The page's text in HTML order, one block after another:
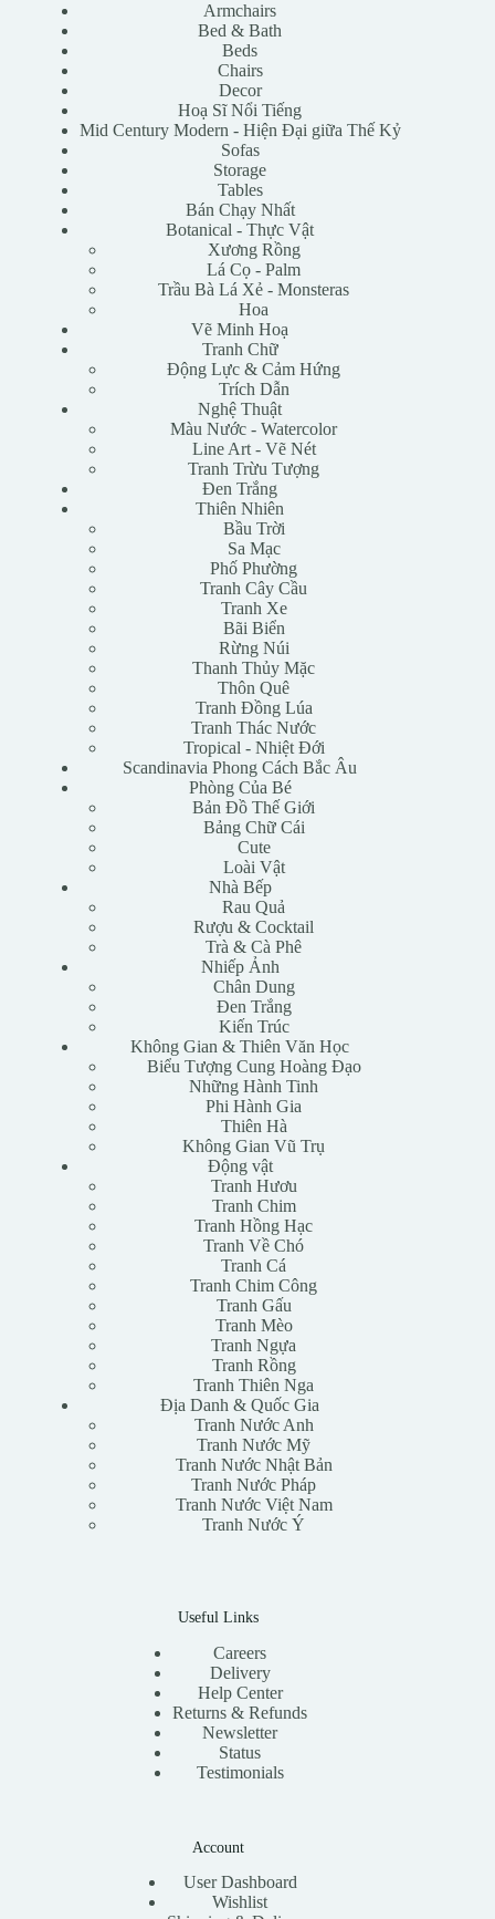
Armchairs
Bed & Bath
Beds
Chairs
Decor
Hoạ Sĩ Nổi Tiếng
Mid Century Modern - Hiện Đại giữa Thế Kỷ
Sofas
Storage
Tables
Bán Chạy Nhất
Botanical - Thực Vật
Xương Rồng
Lá Cọ - Palm
Trầu Bà Lá Xẻ - Monsteras
Hoa
Vẽ Minh Hoạ
Tranh Chữ
Động Lực & Cảm Hứng
Trích Dẫn
Nghệ Thuật
Màu Nước - Watercolor
Line Art - Vẽ Nét
Tranh Trừu Tượng
Đen Trắng
Thiên Nhiên
Bầu Trời
Sa Mạc
Phố Phường
Tranh Cây Cầu
Tranh Xe
Bãi Biển
Rừng Núi
Thanh Thủy Mặc
Thôn Quê
Tranh Đồng Lúa
Tranh Thác Nước
Tropical - Nhiệt Đới
Scandinavia Phong Cách Bắc Âu
Phòng Của Bé
Bản Đồ Thế Giới
Bảng Chữ Cái
Cute
Loài Vật
Nhà Bếp
Rau Quả
Rượu & Cocktail
Trà & Cà Phê
Nhiếp Ảnh
Chân Dung
Đen Trắng
Kiến Trúc
Không Gian & Thiên Văn Học
Biểu Tượng Cung Hoàng Đạo
Những Hành Tinh
Phi Hành Gia
Thiên Hà
Không Gian Vũ Trụ
Động vật
Tranh Hươu
Tranh Chim
Tranh Hồng Hạc
Tranh Về Chó
Tranh Cá
Tranh Chim Công
Tranh Gấu
Tranh Mèo
Tranh Ngựa
Tranh Rồng
Tranh Thiên Nga
Địa Danh & Quốc Gia
Tranh Nước Anh
Tranh Nước Mỹ
Tranh Nước Nhật Bản
Tranh Nước Pháp
Tranh Nước Việt Nam
Tranh Nước Ý
Useful Links
Careers
Delivery
Help Center
Returns & Refunds
Newsletter
Status
Testimonials
Account
User Dashboard
Wishlist